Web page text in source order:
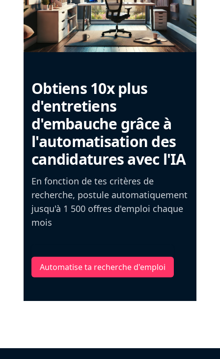
Obtiens 10x plus
d'entretiens
d'embauche grâce à
l'automatisation des
candidatures avec l'IA
En fonction de tes critères de
recherche, postule automatiquement
jusqu'à 1 500 offres d'emploi chaque
mois
Automatise ta recherche d'emploi